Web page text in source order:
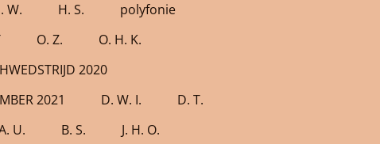
W. H. S.
polyfonie
O. Z.
O. H. K.
2020
2021
D. W. I.
D. T.
U. B. S.
J. H. O.